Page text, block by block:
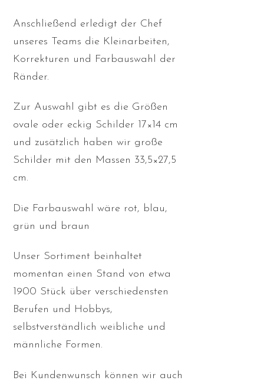
Anschließend erledigt der Chef
unseres Teams die Kleinarbeiten,
Korrekturen und Farbauswahl der
Ränder.
Zur Auswahl gibt es die Größen
ovale oder eckig Schilder 17×14 cm
und zusätzlich haben wir große
Schilder mit den Massen 33,5×27,5
cm.
Die Farbauswahl wäre rot, blau,
grün und braun
Unser Sortiment beinhaltet
momentan einen Stand von etwa
1900 Stück über verschiedensten
Berufen und Hobbys,
selbstverständlich weibliche und
männliche Formen.
Bei Kundenwunsch können wir auch